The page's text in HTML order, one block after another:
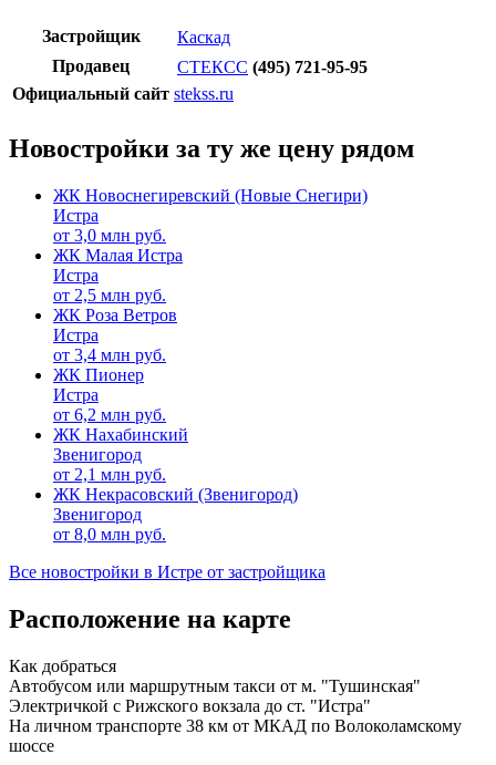
Застройщик
Каскад
Продавец
СТЕКСС (495) 721-95-95
Официальный сайт stekss.ru
Новостройки за ту же цену рядом
ЖК Новоснегиревский (Новые Снегири)
Истра
от 3,0 млн руб.
ЖК Малая Истра
Истра
от 2,5 млн руб.
ЖК Роза Ветров
Истра
от 3,4 млн руб.
ЖК Пионер
Истра
от 6,2 млн руб.
ЖК Нахабинский
Звенигород
от 2,1 млн руб.
ЖК Некрасовский (Звенигород)
Звенигород
от 8,0 млн руб.
Все новостройки в Истре от застройщика
Расположение на карте
Как добраться
Автобусом или маршрутным такси от м. "Тушинская"
Электричкой с Рижского вокзала до ст. "Истра"
На личном транспорте 38 км от МКАД по Волоколамскому
шоссе